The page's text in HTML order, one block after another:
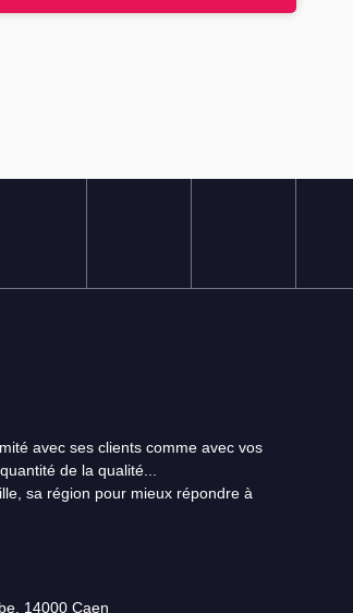
avec ses clients comme avec vos
de la qualité...
sa région pour mieux répondre à
14000 Caen